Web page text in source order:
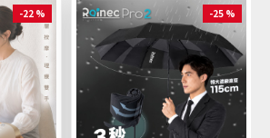
-22 % -25 %